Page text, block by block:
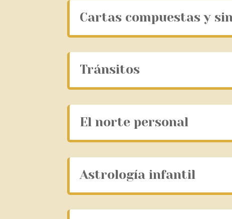
Cartas compuestas y
Tránsitos
El norte personal
Astrología infantil